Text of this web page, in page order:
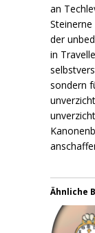
an
der
in
sondern
Ähnliche